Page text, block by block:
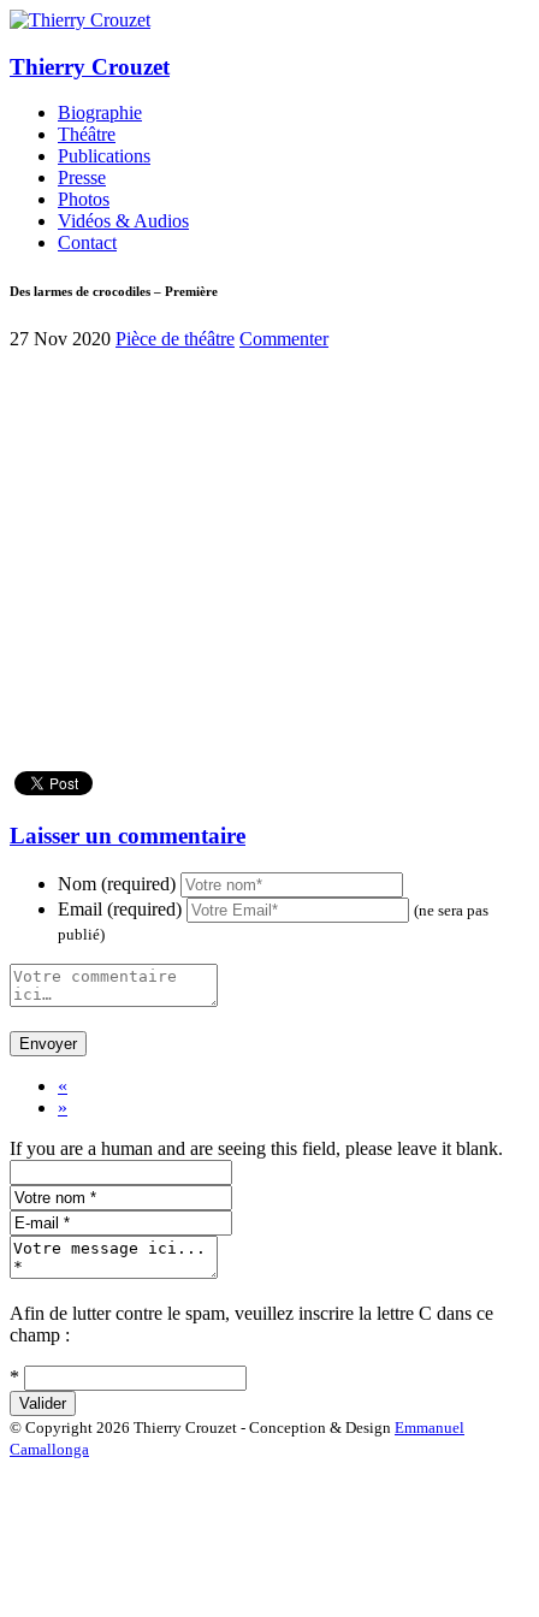
Thierry Crouzet
Biographie
Théâtre
Publications
Presse
Photos
Vidéos & Audios
Contact
Des larmes de crocodiles – Première
27 Nov 2020 Pièce de théâtre Commenter
Laisser un commentaire
Nom (required)
Email (required)
(ne sera pas
publié)
«
»
If you are a human and are seeing this field, please leave it blank.
Afin de lutter contre le spam, veuillez inscrire la lettre C dans ce
champ :
*
© Copyright 2026 Thierry Crouzet - Conception & Design Emmanuel
Camallonga